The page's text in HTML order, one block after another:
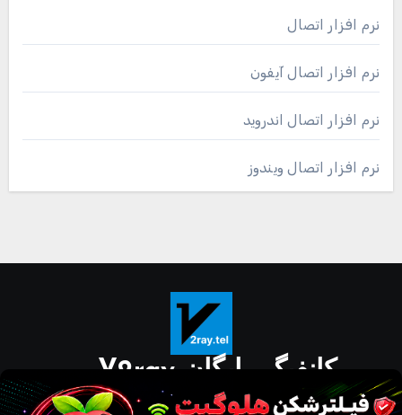
نرم افزار اتصال
نرم افزار اتصال آیفون
نرم افزار اتصال اندروید
نرم افزار اتصال ویندوز
کانفیگ رایگان V2ray
دانلود مستقیم نرم افزار برای گوشی و کامپیوتر